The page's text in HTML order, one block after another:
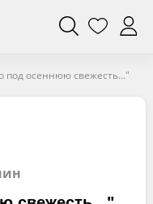
под осеннюю свежесть..."